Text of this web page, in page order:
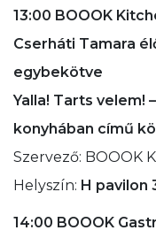
13:00 BOOOK
Cserháti Tamara
egybekötve
Yalla! Tarts velem!
konyhában című
Szervező: BOOOK
Helyszín: H pavilon
14:00 BOOOK